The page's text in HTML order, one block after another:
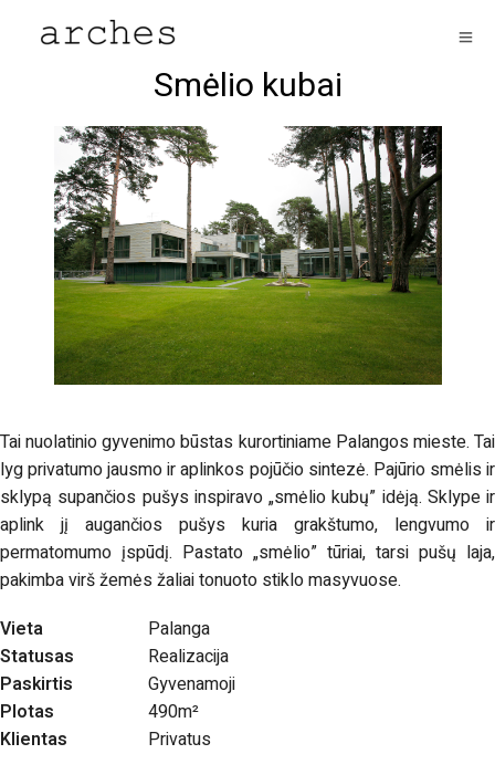
Smėlio kubai
Tai nuolatinio gyvenimo būstas kurortiniame Palangos mieste. Tai
lyg privatumo jausmo ir aplinkos pojūčio sintezė. Pajūrio smėlis ir
sklypą supančios pušys inspiravo „smėlio kubų” idėją. Sklype ir
aplink jį augančios pušys kuria grakštumo, lengvumo ir
permatomumo įspūdį. Pastato „smėlio” tūriai, tarsi pušų laja,
pakimba virš žemės žaliai tonuoto stiklo masyvuose.
Vieta
Palanga
Statusas
Realizacija
Paskirtis
Gyvenamoji
Plotas
490m²
Klientas
Privatus